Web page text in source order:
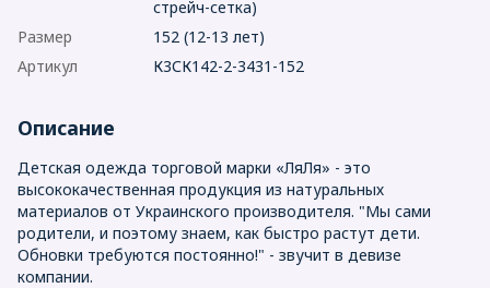
стрейч-сетка)
Размер
152 (12-13 лет)
Артикул
К3СК142-2-3431-152
Описание
Детская одежда торговой марки «ЛяЛя» - это
высококачественная продукция из натуральных
материалов от Украинского производителя. "Мы сами
родители, и поэтому знаем, как быстро растут дети.
Обновки требуются постоянно!" - звучит в девизе
компании.